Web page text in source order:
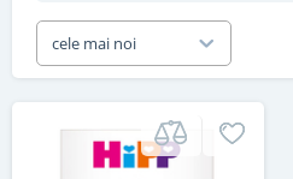
cele mai noi